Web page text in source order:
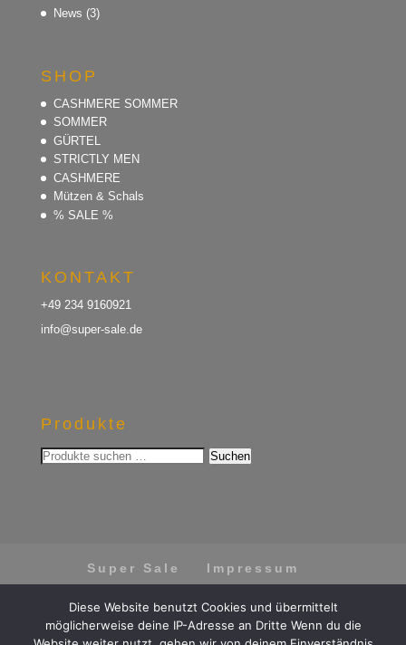
News (3)
SHOP
CASHMERE SOMMER
SOMMER
GÜRTEL
STRICTLY MEN
CASHMERE
Mützen & Schals
% SALE %
KONTAKT
+49 234 9160921
info@super-sale.de
Produkte
Suchen
nach:
Suchen
Super Sale
Impressum
Vertrag widerrufen
Diese Website benutzt Cookies und übermittelt
möglicherweise deine IP-Adresse an Dritte Wenn du die